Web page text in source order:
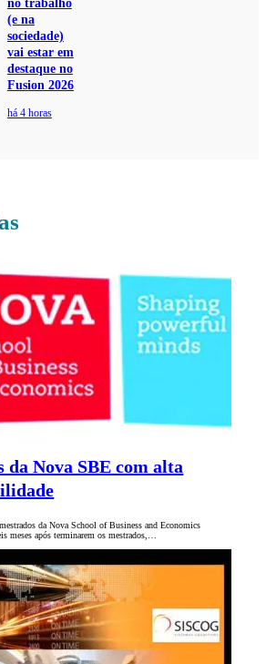
no trabalho
(e na
sociedade)
vai estar em
destaque no
Fusion 2026
há 4 horas
da Nova SBE com alta
da Nova School of Business and Economics
meses após terminarem os mestrados,…